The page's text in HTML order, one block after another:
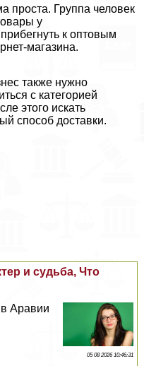
проста. Группа человек
у
к оптовым
магазина.
также нужно
с категорией
этого искать
способ доставки.
и судьба, Что
Аравии
05 08 2026 10:46:31